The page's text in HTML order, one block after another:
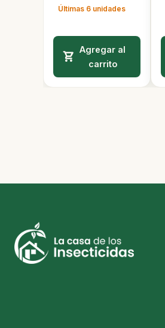
Últimas 6 unidades
Agregar al
carrito